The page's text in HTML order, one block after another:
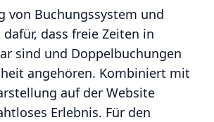
von Buchungssystem und
dass freie Zeiten in
sind und Doppelbuchungen
angehören. Kombiniert mit
auf der Website
Erlebnis. Für den